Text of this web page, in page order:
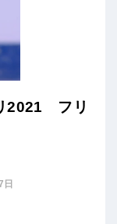
2021 フリ
日